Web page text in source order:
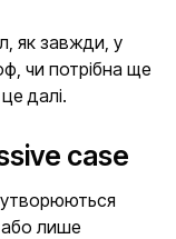
як завжди, у
чи потрібна ще
далі.
case
утворюються
лише